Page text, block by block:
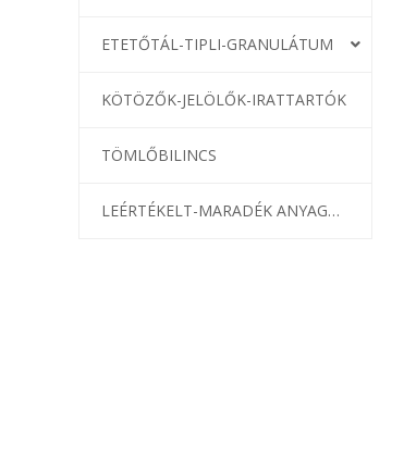
ETETŐTÁL-TIPLI-GRANULÁTUM
KÖTÖZŐK-JELÖLŐK-IRATTARTÓK
TÖMLŐBILINCS
LEÉRTÉKELT-MARADÉK ANYAGOK